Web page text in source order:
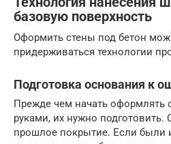
базовую поверхность
Оформить стены под бетон
придерживаться технологии
Подготовка основания к
Прежде чем начать оформлять
руками, их нужно подготовить.
прошлое покрытие. Если были